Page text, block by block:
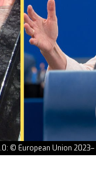
© European Union 2023–